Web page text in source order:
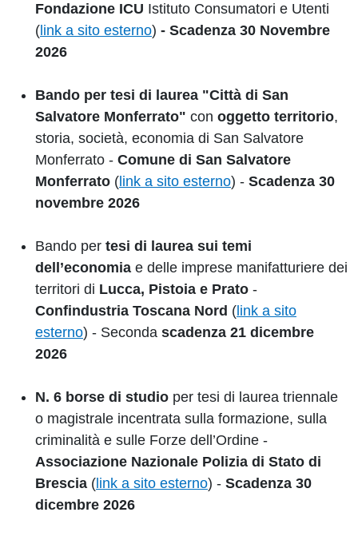
Fondazione ICU Istituto Consumatori e Utenti
( link a sito esterno) - Scadenza 30 Novembre
2026
Bando per tesi di laurea "Città di San
Salvatore Monferrato" con oggetto territorio,
storia, società, economia di San Salvatore
Monferrato - Comune di San Salvatore
Monferrato ( link a sito esterno) - Scadenza 30
novembre 2026
Bando per tesi di laurea sui temi
dell’economia e delle imprese manifatturiere dei
territori di Lucca, Pistoia e Prato -
Confindustria Toscana Nord ( link a sito
esterno) - Seconda scadenza 21 dicembre
2026
N. 6 borse di studio per tesi di laurea triennale
o magistrale incentrata sulla formazione, sulla
criminalità e sulle Forze dell’Ordine -
Associazione Nazionale Polizia di Stato di
Brescia ( link a sito esterno) - Scadenza 30
dicembre 2026